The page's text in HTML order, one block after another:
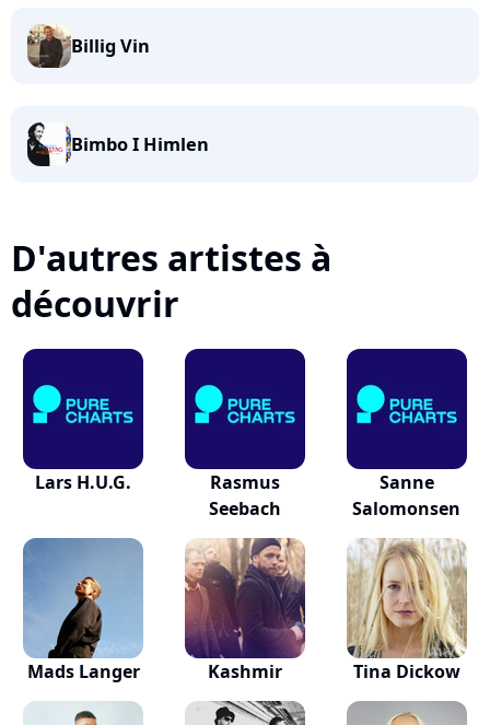
Billig Vin
Bimbo I Himlen
D'autres artistes à
découvrir
Lars H.U.G.
Rasmus
Seebach
Sanne
Salomonsen
Mads Langer Kashmir Tina Dickow